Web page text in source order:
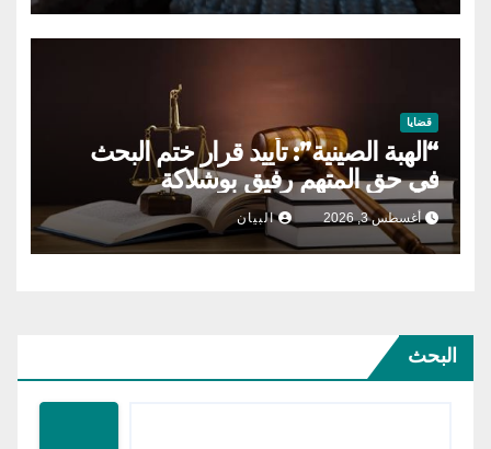
قضايا
“الهبة الصينية”: تأييد قرار ختم البحث
في حق المتهم رفيق بوشلاكة
أغسطس 3, 2026 البيان
البحث